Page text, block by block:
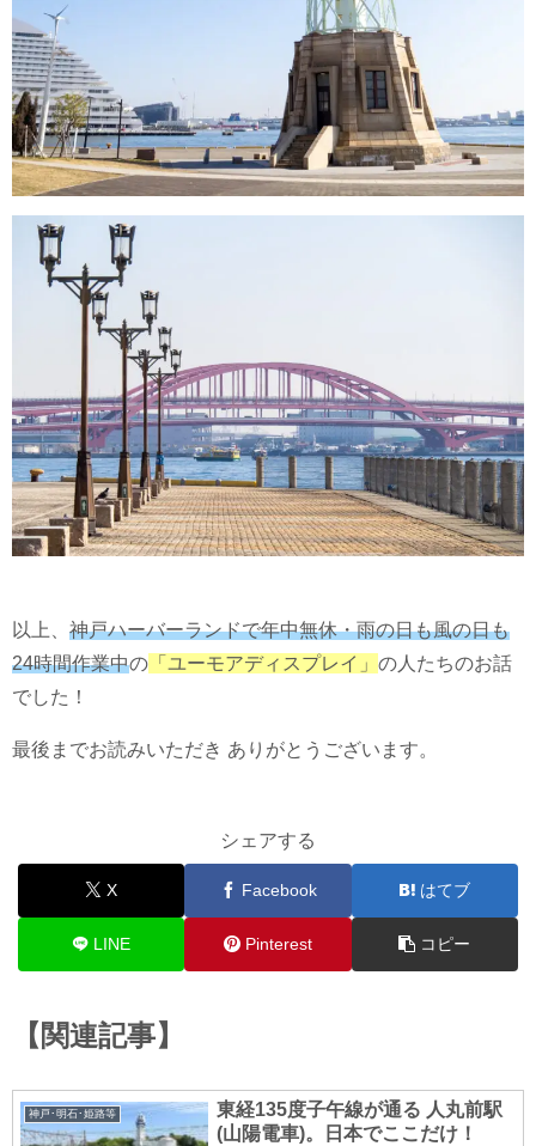
以上、 神戸ハーバーランドで年中無休・雨の日も風の日も
24時間作業中の 「ユーモアディスプレイ」 の人たちのお話
でした！
最後までお読みいただき ありがとうございます。
シェアする
X Facebook はてブ
LINE Pinterest コピー
【関連記事】
神戸･明石･姫路等
東経135度子午線が通る 人丸前駅
(山陽電車)。日本でここだけ！